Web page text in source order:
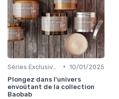
• 10/01/2025
Plongez dans l'univers
envoûtant de la collection
Baobab